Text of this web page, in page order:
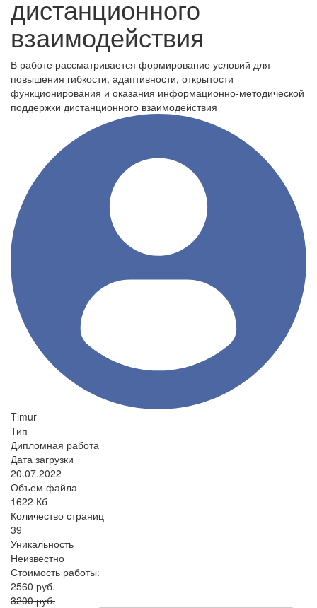
дистанционного
взаимодействия
В работе рассматривается формирование условий для
повышения гибкости, адаптивности, открытости
функционирования и оказания информационно-методической
поддержки дистанционного взаимодействия
Timur
Тип
Дипломная работа
Дата загрузки
20.07.2022
Объем файла
1622 Кб
Количество страниц
39
Уникальность
Неизвестно
Стоимость работы:
2560 руб.
3200 руб.